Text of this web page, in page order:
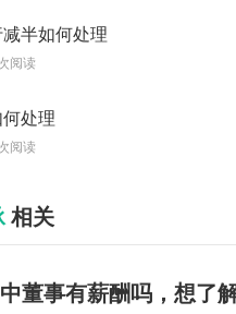
半如何处理
阅读
处理
阅读
相关
中董事有薪酬吗，想了